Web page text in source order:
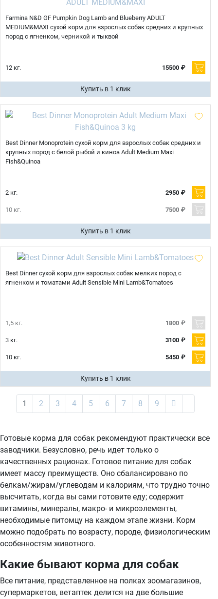
Farmina N&D GF Pumpkin Dog Lamb and Blueberry ADULT
MEDIUM&MAXI сухой корм для взрослых собак средних и крупных
пород с ягненком, черникой и тыквой
12 кг. 15500 ₽
Купить в 1 клик
Best Dinner Monoprotein сухой корм для взрослых собак средних и
крупных пород с белой рыбой и киноа Adult Medium Maxi
Fish&Quinoa
2 кг. 2950 ₽
10 кг. 7500 ₽
Купить в 1 клик
Best Dinner сухой корм для взрослых собак мелких пород с
ягненком и томатами Adult Sensible Mini Lamb&Tomatoes
1,5 кг. 1800 ₽
3 кг. 3100 ₽
10 кг. 5450 ₽
Купить в 1 клик
1 2 3 4 5 6 7 8 9
Готовые корма для собак рекомендуют практически все
заводчики. Безусловно, речь идет только о
качественных рационах. Готовое питание для собак
имеет массу преимуществ. Оно сбалансировано по
белкам/жирам/углеводам и калориям, что трудно точно
высчитать, когда вы сами готовите еду; содержит
витамины, минералы, макро- и микроэлементы,
необходимые питомцу на каждом этапе жизни. Корм
можно подобрать по возрасту, породе, физиологическим
особенностям животного.
Какие бывают корма для собак
Все питание, представленное на полках зоомагазинов,
супермаркетов, ветаптек делится на две большие